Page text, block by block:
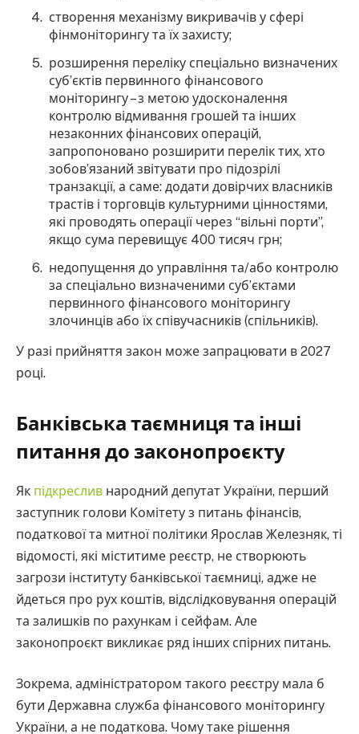
створення механізму викривачів у сфері
фінмоніторингу та їх захисту;
розширення переліку спеціально визначених
суб’єктів первинного фінансового
моніторингу – з метою удосконалення
контролю відмивання грошей та інших
незаконних фінансових операцій,
запропоновано розширити перелік тих, хто
зобов’язаний звітувати про підозрілі
транзакції, а саме: додати довірчих власників
трастів і торговців культурними цінностями,
які проводять операції через “вільні порти”,
якщо сума перевищує 400 тисяч грн;
недопущення до управління та/або контролю
за спеціально визначеними суб’єктами
первинного фінансового моніторингу
злочинців або їх співучасників (спільників).
У разі прийняття закон може запрацювати в 2027
році.
Банківська таємниця та інші
питання до законопроєкту
Як підкреслив народний депутат України, перший
заступник голови Комітету з питань фінансів,
податкової та митної політики Ярослав Железняк, ті
відомості, які міститиме реєстр, не створюють
загрози інституту банківської таємниці, адже не
йдеться про рух коштів, відслідковування операцій
та залишків по рахункам і сейфам. Але
законопроєкт викликає ряд інших спірних питань.
Зокрема, адміністратором такого реєстру мала б
бути Державна служба фінансового моніторингу
України, а не податкова. Чому таке рішення